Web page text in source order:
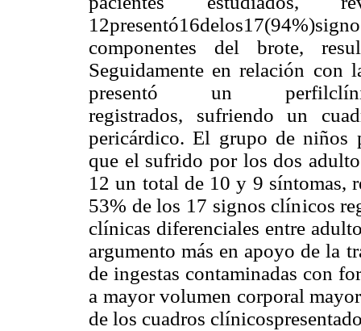
componentes del brote,
Seguidamente en relación con
presentó un
registrados, sufriendo un
pericárdico. El grupo de niños
que el sufrido por los dos
12 un total de 10 y 9 síntomas,
53% de los 17 signos clínicos
clínicas diferenciales entre
argumento más en apoyo de la
de ingestas contaminadas con
a mayor volumen corporal
de los cuadros